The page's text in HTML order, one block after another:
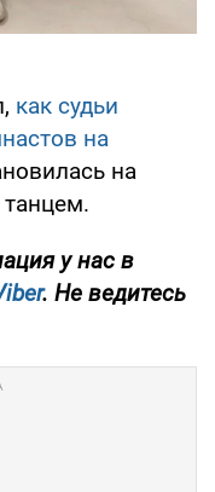
как судьи
на
на
у нас в
. Не ведитесь